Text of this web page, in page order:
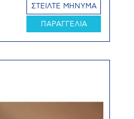
ΣΤΕΙΛΤΕ ΜΗΝΥΜΑ
ΠΑΡΑΓΓΕΛΙΑ